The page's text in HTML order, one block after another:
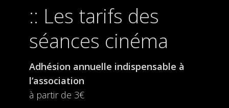
Les tarifs des
séances cinéma
Adhésion annuelle indispensable à
l’association
à partir de 3€